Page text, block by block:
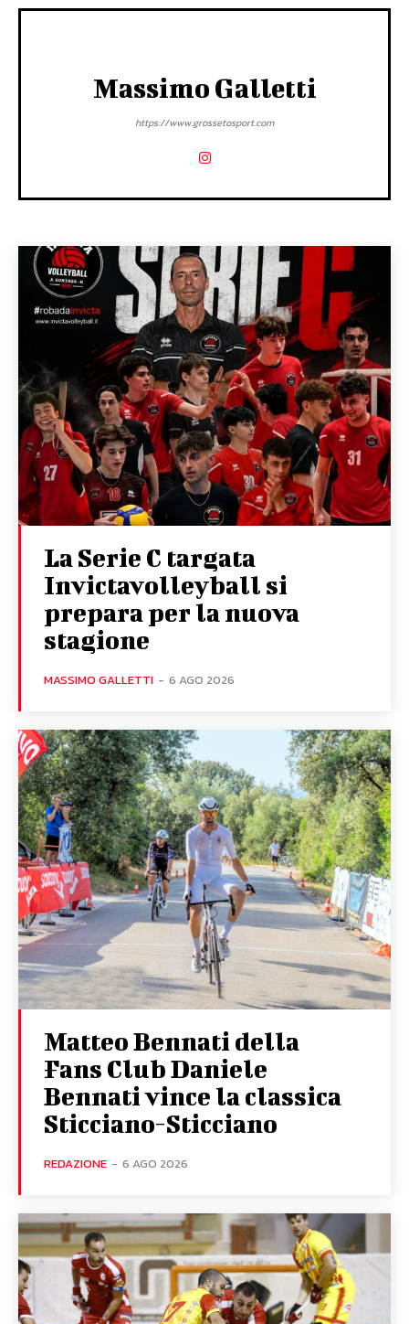
Massimo Galletti
https://www.grossetosport.com
La Serie C targata
Invictavolleyball si
prepara per la nuova
stagione
MASSIMO GALLETTI - 6 AGO 2026
Matteo Bennati della
Fans Club Daniele
Bennati vince la classica
Sticciano-Sticciano
REDAZIONE - 6 AGO 2026